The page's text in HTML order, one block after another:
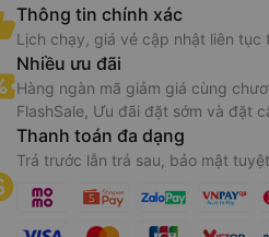
Thông tin chính xác
Lịch chạy, giá vé cập nhật liên tục
Nhiều ưu đãi
Hàng ngàn mã giảm giá cùng
FlashSale, Ưu đãi đặt sớm và đặt
Thanh toán đa dạng
Trả trước lẫn trả sau, bảo mật